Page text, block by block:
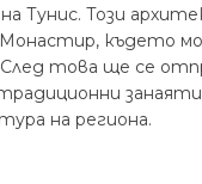
Тунис. Този
където
това ще се
на региона.